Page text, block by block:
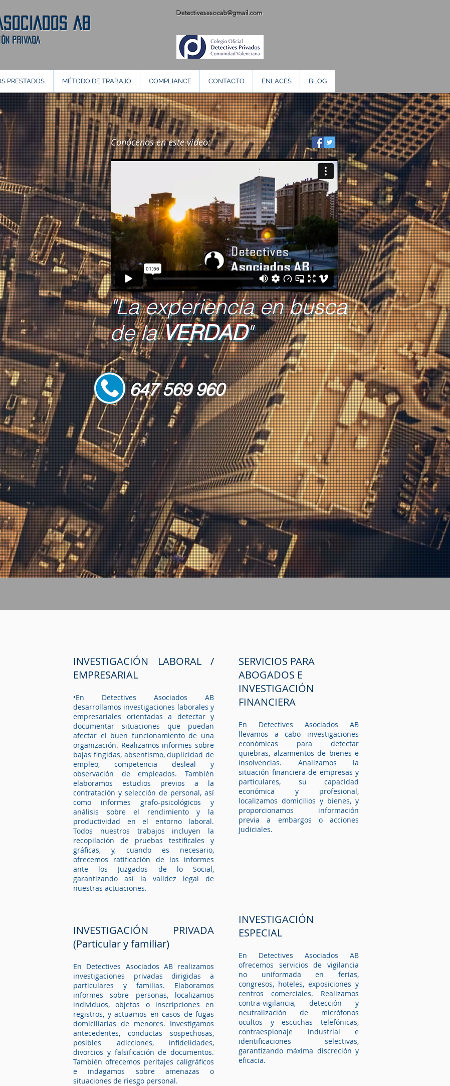
AB
PRIVADA
Detectivesasocab@gmail.com
PRESTADOS MÉTODO DE TRABAJO COMPLIANCE CONTACTO ENLACES BLOG
Conócenos en este video:
"La experiencia en busca
de laVERDAD"
647 569 960
INVESTIGACIÓN LABORAL /
EMPRESARIAL
•En Detectives Asociados AB
desarrollamos investigaciones laborales y
empresariales orientadas a detectar y
documentar situaciones que puedan
afectar el buen funcionamiento de una
organización. Realizamos informes sobre
bajas fingidas, absentismo, duplicidad de
empleo, competencia desleal y
observación de empleados. También
elaboramos estudios previos a la
contratación y selección de personal, así
como informes grafo-psicológicos y
análisis sobre el rendimiento y la
productividad en el entorno laboral.
Todos nuestros trabajos incluyen la
recopilación de pruebas testificales y
gráficas, y, cuando es necesario,
ofrecemos ratificación de los informes
ante los Juzgados de lo Social,
garantizando así la validez legal de
nuestras actuaciones.
SERVICIOS PARA
ABOGADOS E
INVESTIGACIÓN
FINANCIERA
En Detectives Asociados AB
llevamos a cabo investigaciones
económicas para detectar
quiebras, alzamientos de bienes e
insolvencias. Analizamos la
situación financiera de empresas y
particulares, su capacidad
económica y profesional,
localizamos domicilios y bienes, y
proporcionamos información
previa a embargos o acciones
judiciales.
INVESTIGACIÓN PRIVADA
(Particular y familiar)
En Detectives Asociados AB realizamos
investigaciones privadas dirigidas a
particulares y familias. Elaboramos
informes sobre personas, localizamos
individuos, objetos o inscripciones en
registros, y actuamos en casos de fugas
domiciliarias de menores. Investigamos
antecedentes, conductas sospechosas,
posibles adicciones, infidelidades,
divorcios y falsificación de documentos.
También ofrecemos peritajes caligráficos
e indagamos sobre amenazas o
situaciones de riesgo personal.
INVESTIGACIÓN
ESPECIAL
En Detectives Asociados AB
ofrecemos servicios de vigilancia
no uniformada en ferias,
congresos, hoteles, exposiciones y
centros comerciales. Realizamos
contra-vigilancia, detección y
neutralización de micrófonos
ocultos y escuchas telefónicas,
contraespionaje industrial e
identificaciones selectivas,
garantizando máxima discreción y
eficacia.